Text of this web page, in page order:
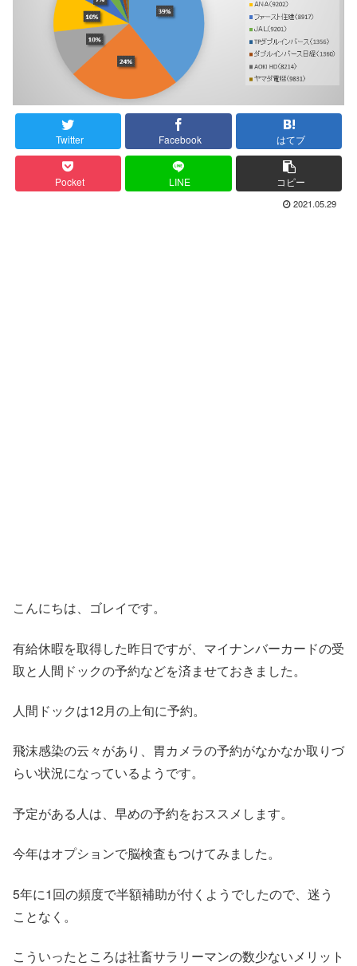
Twitter Facebook はてブ
Pocket LINE コピー
2021.05.29
こんにちは、ゴレイです。
有給休暇を取得した昨日ですが、マイナンバーカードの受
取と人間ドックの予約などを済ませておきました。
人間ドックは12月の上旬に予約。
飛沫感染の云々があり、胃カメラの予約がなかなか取りづ
らい状況になっているようです。
予定がある人は、早めの予約をおススメします。
今年はオプションで脳検査もつけてみました。
5年に1回の頻度で半額補助が付くようでしたので、迷う
ことなく。
こういったところは社畜サラリーマンの数少ないメリット